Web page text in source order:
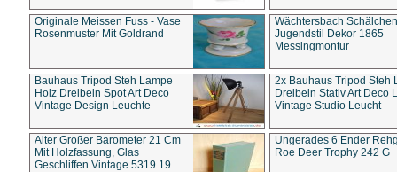
Originale Meissen Fuss - Vase
Rosenmuster Mit Goldrand
Wächtersbach Schälchen
Jugendstil Dekor 1865
Messingmontur
Bauhaus Tripod Steh Lampe
Holz Dreibein Spot Art Deco
Vintage Design Leuchte
2x Bauhaus Tripod Steh
Dreibein Stativ Art Deco
Vintage Studio Leucht
Alter Großer Barometer 21 Cm
Mit Holzfassung, Glas
Geschliffen Vintage 5319 19
Ungerades 6 Ender
Roe Deer Trophy 242 G